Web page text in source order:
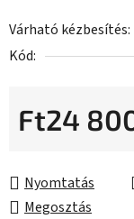
Várható kézbesítés:
Kód:
Ft24
Nyomtatás
Megosztás